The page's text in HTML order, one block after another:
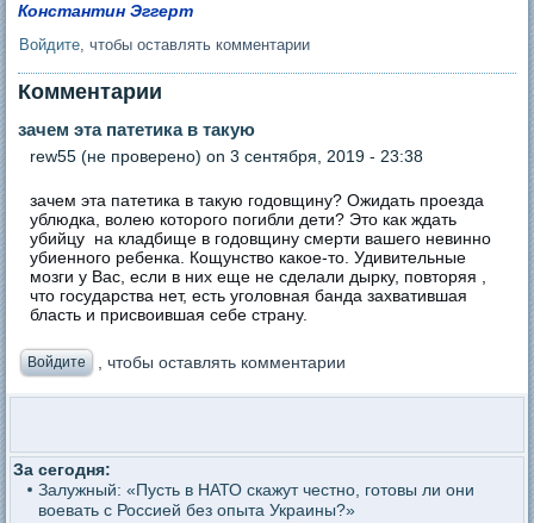
Константин Эггерт
Войдите, чтобы оставлять комментарии
Комментарии
зачем эта патетика в такую
rew55 (не проверено) on 3 сентября, 2019 - 23:38
зачем эта патетика в такую годовщину? Ожидать проезда
ублюдка, волею которого погибли дети? Это как ждать
убийцу на кладбище в годовщину смерти вашего невинно
убиенного ребенка. Кощунство какое-то. Удивительные
мозги у Вас, если в них еще не сделали дырку, повторяя ,
что государства нет, есть уголовная банда захватившая
бласть и присвоившая себе страну.
Войдите , чтобы оставлять комментарии
За сегодня:
Залужный: «Пусть в НАТО скажут честно, готовы ли они
воевать с Россией без опыта Украины?»